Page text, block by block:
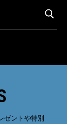
ゼントや特別